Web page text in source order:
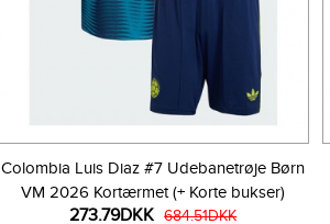
Colombia Luis Diaz #7 Udebanetrøje Børn
VM 2026 Kortærmet (+ Korte bukser)
273.79DKK 684.51DKK